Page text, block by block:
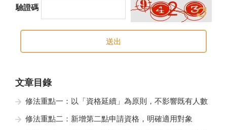
驗證碼
送出
文章目錄
修法重點一：以「資格延續」為原則，不影響既有人數
修法重點二：新增第二點申請資格，明確適用對象